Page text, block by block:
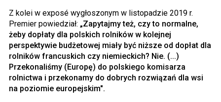
Z kolei w exposé wygłoszonym w listopadzie 2019 r.
Premier powiedział: „Zapytajmy też, czy to normalne,
żeby dopłaty dla polskich rolników w kolejnej
perspektywie budżetowej miały być niższe od dopłat dla
rolników francuskich czy niemieckich? Nie. (...)
Przekonaliśmy (Europę) do polskiego komisarza
rolnictwa i przekonamy do dobrych rozwiązań dla wsi
na poziomie europejskim".